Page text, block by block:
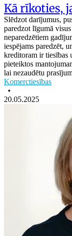
Kā rīkoties,
Slēdzot darījumus,
paredzot līgumā
neparedzētiem
iespējams paredzēt,
kreditoram ir tiesības
pieteiktos
lai nezaudētu
Komerctiesības
•
20.05.2025